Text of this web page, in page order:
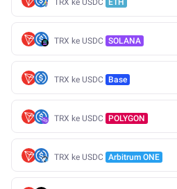
TRX ke USDC SOLANA
TRX ke USDC Base
TRX ke USDC POLYGON
TRX ke USDC Arbitrum ONE